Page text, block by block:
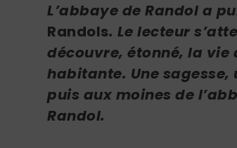
L’abbaye de Randol a
Randols. Le lecteur
découvre, étonné, la vie
habitante. Une
puis aux moines de
Randol.